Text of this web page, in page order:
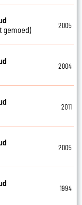
gemoed)
2005
2004
2011
2005
1994